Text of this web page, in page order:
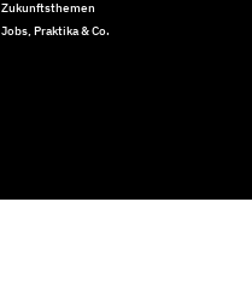
Zukunftsthemen
Jobs, Praktika & Co.